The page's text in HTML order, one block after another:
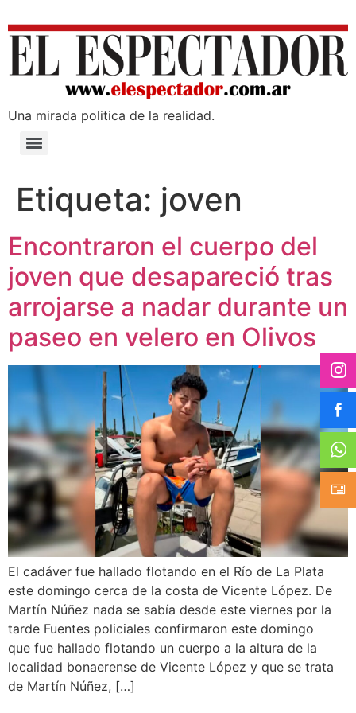
Una mirada poli­tica de la realidad.
Etiqueta: joven
Encontraron el cuerpo del
joven que desapareció tras
arrojarse a nadar durante un
paseo en velero en Olivos
El cadáver fue hallado flotando en el Río de La Plata
este domingo cerca de la costa de Vicente López. De
Martín Núñez nada se sabía desde este viernes por la
tarde Fuentes policiales confirmaron este domingo
que fue hallado flotando un cuerpo a la altura de la
localidad bonaerense de Vicente López y que se trata
de Martín Núñez, […]